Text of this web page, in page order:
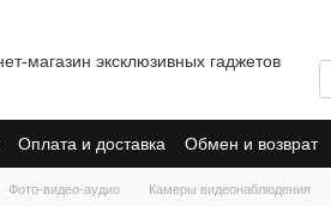
Оплата и доставка Обмен и возврат
Фото-видео-аудио Камеры видеонаблюдения